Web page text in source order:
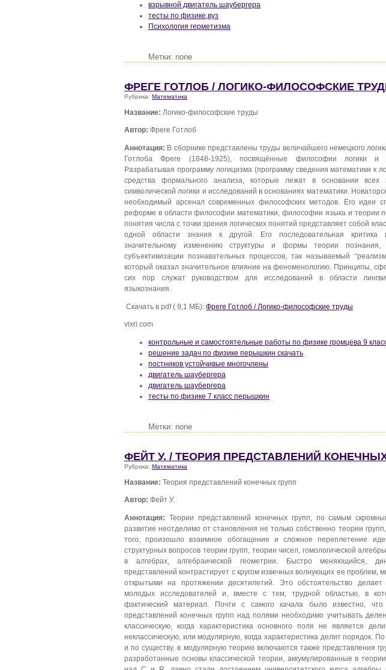
взрывной двигатель шаубергера
тесты по физике,вуз
Психология герметизма
Метки: none
ФРЕГЕ ГОТЛОБ / ЛОГИКО-ФИЛОСОФСКИЕ
Рубрика: Математика
Название: Логико-философские труды
Автор: Фреге Готлоб
Аннотация: В сборнике представлены труды величайшего немецкого
Готлоба Фреге (1848-1925), посвящённые философии логики и
Разрабатывая программу логицизма (программу сведения математики к
средства формального анализа, которые лежат в основании всех
символической логики и исследований в основаниях математики.
необходимый арсенал современных философских методов. Его идеи
реформе в области философии математики, философии языка и теории
понятия числа с точки зрения логических понятий представляет собой
одной области знания к другой. Его последовательная критика
значительному изменению структуры и формы теории познания,
субъективизации познавательных процессов, так называемый
который оказал значительное влияние на феноменологию. Принципы,
сих пор служат руководством для исследований в области
языкознания.
Скачать в pdf ( 9,1 МБ): Фреге Готлоб / Логико-философские труды
vixri.com
контрольные и самостоятельные работы по физике громцева 9
решение задач по физике перышкин скачать
постников устойчивые многочлены
двигатель шаубергера
двигатель шаубергера
тесты по физике 7 класс перышкин
Метки: none
ФЕЙТ У. / ТЕОРИЯ ПРЕДСТАВЛЕНИЙ
Рубрика: Математика
Название: Теория представлений конечных групп
Автор: Фейт У.
Аннотация: Теории представлений конечных групп, по самым
развитие неотделимо от становления не только собственно теории
того, произошло взаимное обогащение и сложное переплетение
структурных вопросов теории групп, теории чисел, гомологической
в алгебрах, алгебраической геометрии. Быстро меняющийся,
представлений контрастирует с кругом извечных волнующих ее проблем,
открытыми на протяжении десятилетий. Это обстоятельство
молодых исследователей и, вместе с тем, трудной областью, в
фактический материал. Почти с самого качала было известно,
представлений конечных групп над полями необходимо учитывать
классическую, когда характеристика основного поля не является
неклассическую, или модулярную, когда характеристика делит порядок.
и по существу, в модулярную теорию включаются также представления
разработанные основы классической теории, аккумулированные в